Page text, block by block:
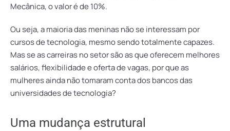
Mecânica, o valor é de 10%.
Ou seja, a maioria das meninas não se interessam por
cursos de tecnologia, mesmo sendo totalmente capazes.
Mas se as carreiras no setor são as que oferecem melhores
salários, flexibilidade e oferta de vagas, por que as
mulheres ainda não tomaram conta dos bancos das
universidades de tecnologia?
Uma mudança estrutural